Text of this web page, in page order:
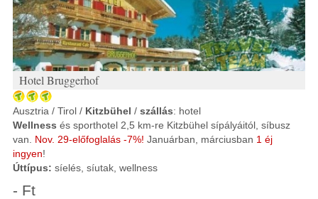
Hotel Bruggerhof
Ausztria / Tirol / Kitzbühel / szállás: hotel
Wellness és sporthotel 2,5 km-re Kitzbühel sípályáitól, síbusz
van. Nov. 29-előfoglalás -7%! Januárban, márciusban 1 éj
ingyen!
Úttípus: síelés, síutak, wellness
- Ft